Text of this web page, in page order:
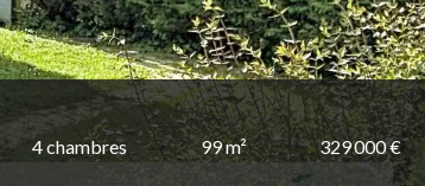
4 chambres 99 m² 329 000 €